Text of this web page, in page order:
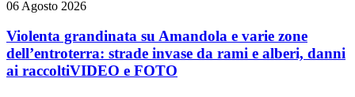
06 Agosto 2026
Violenta grandinata su Amandola e varie zone
dell’entroterra: strade invase da rami e alberi, danni
ai raccoltiVIDEO e FOTO